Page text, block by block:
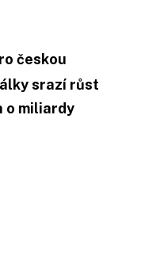
českou
srazí růst
o miliardy